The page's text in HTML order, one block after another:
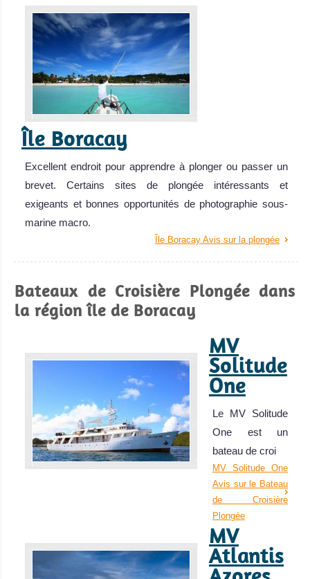
Île Boracay
Excellent endroit pour apprendre à plonger ou passer un
brevet. Certains sites de plongée intéressants et
exigeants et bonnes opportunités de photographie sous-
marine macro.
Île Boracay Avis sur la plongée
Bateaux de Croisière Plongée dans
la région île de Boracay
MV
Solitude
One
Le MV Solitude
One est un
bateau de croi
MV Solitude One
Avis sur le Bateau
de Croisière
Plongée
MV
Atlantis